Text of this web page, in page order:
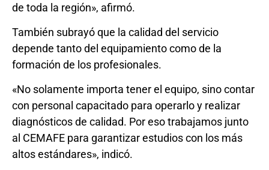
de toda la región», afirmó.
También subrayó que la calidad del servicio
depende tanto del equipamiento como de la
formación de los profesionales.
«No solamente importa tener el equipo, sino contar
con personal capacitado para operarlo y realizar
diagnósticos de calidad. Por eso trabajamos junto
al CEMAFE para garantizar estudios con los más
altos estándares», indicó.